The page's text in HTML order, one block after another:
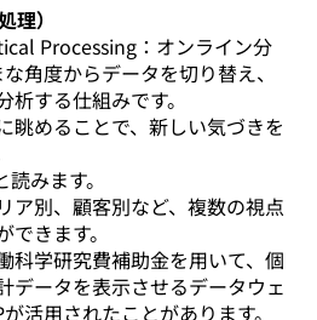
理）
Processing：オンライン分
角度からデータを切り替え、
する仕組みです。
眺めることで、新しい気づきを
みます。
ア別、顧客別など、複数の視点
きます。
科学研究費補助金を用いて、個
データを表示させるデータウェ
活用されたことがあります。